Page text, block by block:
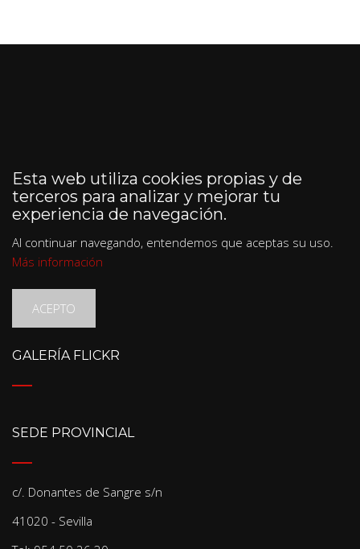
Esta web utiliza cookies propias y de
terceros para analizar y mejorar tu
experiencia de navegación.
Al continuar navegando, entendemos que aceptas su uso.
Más información
ACEPTO
GALERÍA FLICKR
SEDE PROVINCIAL
c/. Donantes de Sangre s/n
41020 - Sevilla